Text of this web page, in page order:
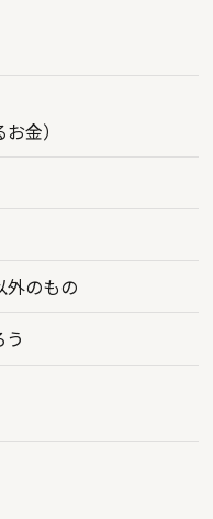
金）
外のもの